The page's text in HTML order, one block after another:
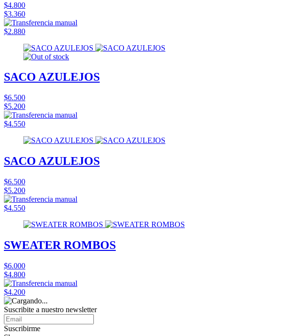
$4.800
$3.360
$2.880
SACO AZULEJOS
$6.500
$5.200
$4.550
SACO AZULEJOS
$6.500
$5.200
$4.550
SWEATER ROMBOS
$6.000
$4.800
$4.200
Suscribite a nuestro newsletter
Suscribirme